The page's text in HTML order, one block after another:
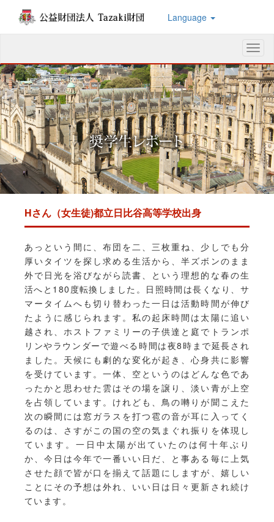
Language
メ
ニ
ュ
ー
Hさん（女生徒)都立日比谷高等学校出身
あっという間に、布団を二、三枚重ね、少しでも分
厚いタイツを探し求める生活から、半ズボンのまま
外で日光を浴びながら読書、という理想的な春の生
活へと180度転換しました。日照時間は長くなり、サ
マータイムへも切り替わった一日は活動時間が伸び
たように感じられます。私の起床時間は太陽に追い
越され、ホストファミリーの子供達と庭でトランポ
リンやラウンダーで遊べる時間は夜8時まで延長され
ました。天候にも劇的な変化が起き、心身共に影響
を受けています。一体、空というのはどんな色であ
ったかと思わせた雲はその場を譲り、淡い青が上空
を占領しています。けれども、鳥の囀りが聞こえた
次の瞬間には窓ガラスを打つ雹の音が耳に入ってく
るのは、さすがこの国の空の気まぐれ振りを体現し
ています。一日中太陽が出ていたのは何十年ぶり
か、今日は今年で一番いい日だ、と事ある毎に上気
させた顔で皆が口を揃えて話題にしますが、嬉しい
ことにその予想は外れ、いい日は日々更新され続け
ています。